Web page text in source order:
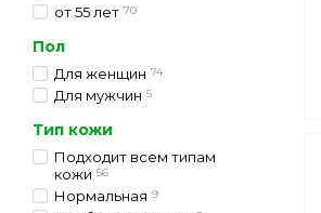
от 55 лет 70
Пол
Для женщин 74
Для мужчин 5
Тип кожи
Подходит всем типам
кожи 56
Нормальная 9